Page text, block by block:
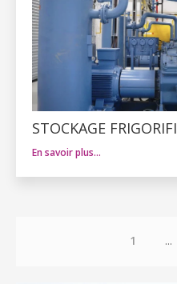
STOCKAGE
En savoir plus…
1 ...